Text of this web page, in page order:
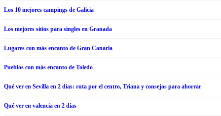
Los 10 mejores campings de Galicia
Los mejores sitios para singles en Granada
Lugares con más encanto de Gran Canaria
Pueblos con más encanto de Toledo
Qué ver en Sevilla en 2 días: ruta por el centro, Triana y consejos para ahorrar
Qué ver en valencia en 2 días